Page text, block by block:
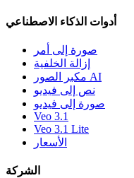
أدوات الذكاء الاصطناعي
صورة إلى أمر
إزالة الخلفية
مكبر الصور AI
نص إلى فيديو
صورة إلى فيديو
Veo 3.1
Veo 3.1 Lite
الأسعار
الشركة